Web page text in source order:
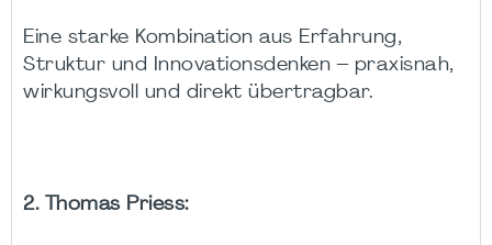
Eine starke Kombination aus Erfahrung,
Struktur und Innovationsdenken – praxisnah,
wirkungsvoll und direkt übertragbar.
2. Thomas Priess: